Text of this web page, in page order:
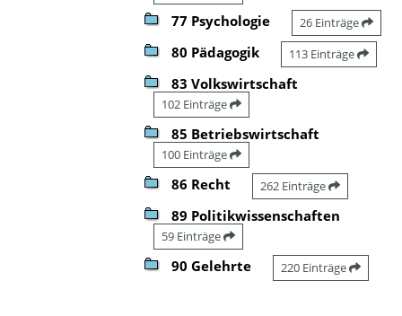
77 Psychologie 26 Einträge
80 Pädagogik 113 Einträge
83 Volkswirtschaft
102 Einträge
85 Betriebswirtschaft
100 Einträge
86 Recht 262 Einträge
89 Politikwissenschaften
59 Einträge
90 Gelehrte 220 Einträge